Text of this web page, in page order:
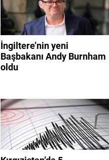
İngiltere’nin yeni
Başbakanı Andy Burnham
oldu